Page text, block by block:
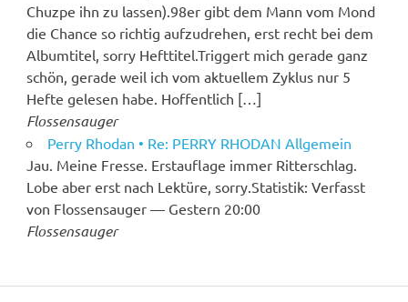
Chuzpe ihn zu lassen).98er gibt dem Mann vom Mond
die Chance so richtig aufzudrehen, erst recht bei dem
Albumtitel, sorry Hefttitel.Triggert mich gerade ganz
schön, gerade weil ich vom aktuellem Zyklus nur 5
Hefte gelesen habe. Hoffentlich […]
Flossensauger
Perry Rhodan • Re: PERRY RHODAN Allgemein
Jau. Meine Fresse. Erstauflage immer Ritterschlag.
Lobe aber erst nach Lektüre, sorry.Statistik: Verfasst
von Flossensauger — Gestern 20:00
Flossensauger